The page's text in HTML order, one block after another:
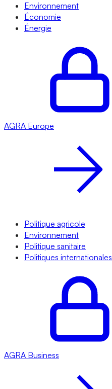
Environnement
Économie
Énergie
AGRA Europe
Politique agricole
Environnement
Politique sanitaire
Politiques internationales
AGRA Business